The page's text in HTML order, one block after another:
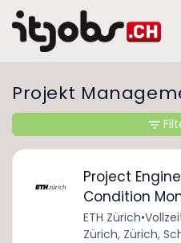
Projekt
Project
Condition
ETH Zürich•
Zürich, Zürich,